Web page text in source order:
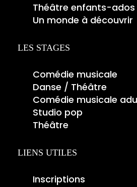
Théâtre enfants-ados
Un monde à découvrir
LES STAGES
Comédie musicale
Danse / Théâtre
Comédie musicale
Studio pop
Théâtre
LIENS UTILES
Inscriptions